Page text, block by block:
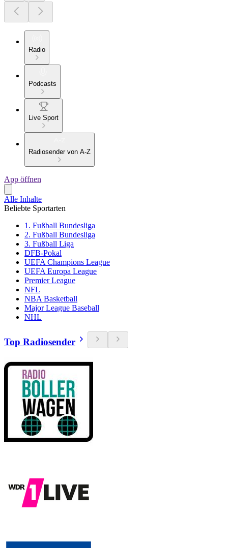
Radio
Podcasts
Live Sport
Radiosender von A-Z
App öffnen
Alle Inhalte
Beliebte Sportarten
1. Fußball Bundesliga
2. Fußball Bundesliga
3. Fußball Liga
DFB-Pokal
UEFA Champions League
UEFA Europa League
Premier League
NFL
NBA Basketball
Major League Baseball
NHL
Top Radiosender